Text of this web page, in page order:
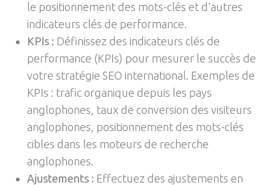
le positionnement des mots-clés et d’autres
indicateurs clés de performance.
KPIs : Définissez des indicateurs clés de
performance (KPIs) pour mesurer le succès de
votre stratégie SEO international. Exemples de
KPIs : trafic organique depuis les pays
anglophones, taux de conversion des visiteurs
anglophones, positionnement des mots-clés
cibles dans les moteurs de recherche
anglophones.
Ajustements : Effectuez des ajustements en